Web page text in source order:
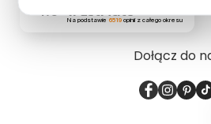
4.9
Na podstawie 6519opinii z całego okresu
Dołącz do